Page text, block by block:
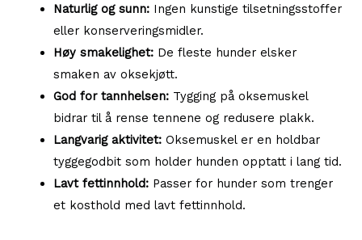
Naturlig og sunn: Ingen kunstige tilsetningsstoffer
eller konserveringsmidler.
Høy smakelighet: De fleste hunder elsker
smaken av oksekjøtt.
God for tannhelsen: Tygging på oksemuskel
bidrar til å rense tennene og redusere plakk.
Langvarig aktivitet: Oksemuskel er en holdbar
tyggegodbit som holder hunden opptatt i lang tid.
Lavt fettinnhold: Passer for hunder som trenger
et kosthold med lavt fettinnhold.